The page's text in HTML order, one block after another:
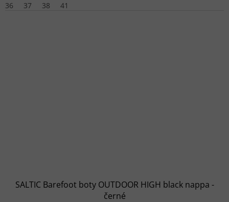
36
37 38 41
SALTIC Barefoot boty OUTDOOR HIGH black nappa -
černé